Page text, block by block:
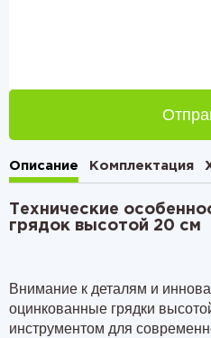
Описание Комплектация
Технические
грядок высотой 20 см
Внимание к деталям и
оцинкованные грядки
инструментом для